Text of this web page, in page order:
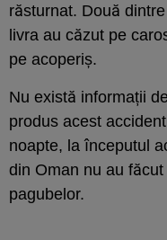
răsturnat. Două
livra au căzut pe
pe acoperiș.
Nu există informații
produs acest
noapte, la începutul
din Oman nu au
pagubelor.